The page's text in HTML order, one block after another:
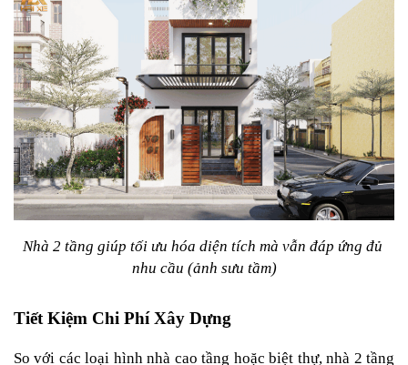
Nhà 2 tầng giúp tối ưu hóa diện tích mà vẫn đáp ứng đủ
nhu cầu (ảnh sưu tầm)
Tiết Kiệm Chi Phí Xây Dựng
So với các loại hình nhà cao tầng hoặc biệt thự, nhà 2 tầng